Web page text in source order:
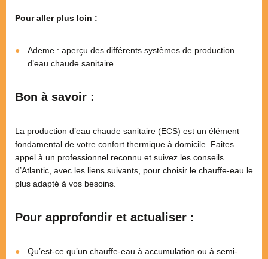
Pour aller plus loin :
Ademe : aperçu des différents systèmes de production
d’eau chaude sanitaire
Bon à savoir :
La production d’eau chaude sanitaire (ECS) est un élément
fondamental de votre confort thermique à domicile. Faites
appel à un professionnel reconnu et suivez les conseils
d’Atlantic, avec les liens suivants, pour choisir le chauffe-eau le
plus adapté à vos besoins.
Pour approfondir et actualiser :
Qu’est-ce qu’un chauffe-eau à accumulation ou à semi-